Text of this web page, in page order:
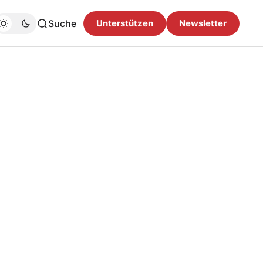
Suche Unterstützen Newsletter